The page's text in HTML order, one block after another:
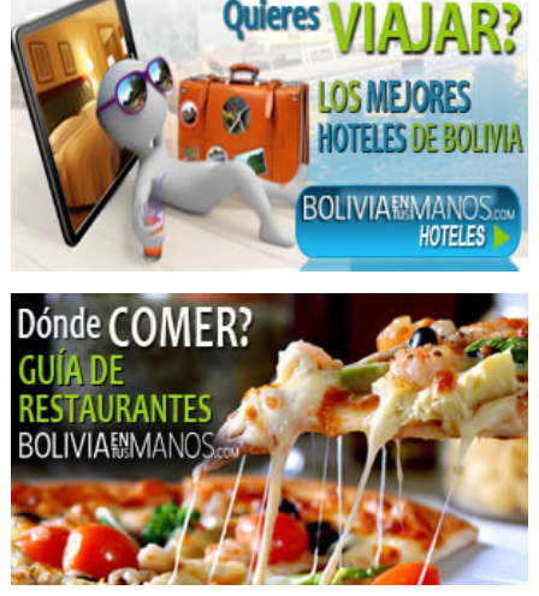
Centros de Estética Corporal
Fisioterapia Integral
Fisioterapia
Masajes Terapéuticos
Médicos Fisioterapeutas
Cirugía Plástica
Consultorio Dental
Médicos Odontólogos Pediatras
Médicos Odontólogos
Odontología Integral
Odontología Estética
Odontopediatría
Cirujano dental
Centros de Capacitación
Centros de Idiomas
Diagnóstico por imágenes